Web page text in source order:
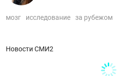
мозг исследование за рубежом
Новости СМИ2